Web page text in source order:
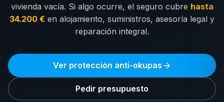
vivienda vacía. Si algo ocurre, el seguro cubre hasta
34.200 € en alojamiento, suministros, asesoría legal y
reparación integral.
Ver protección anti-okupas
Pedir presupuesto